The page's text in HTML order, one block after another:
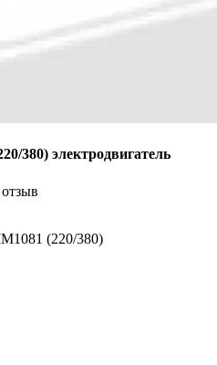
380) электродвигатель
(220/380)